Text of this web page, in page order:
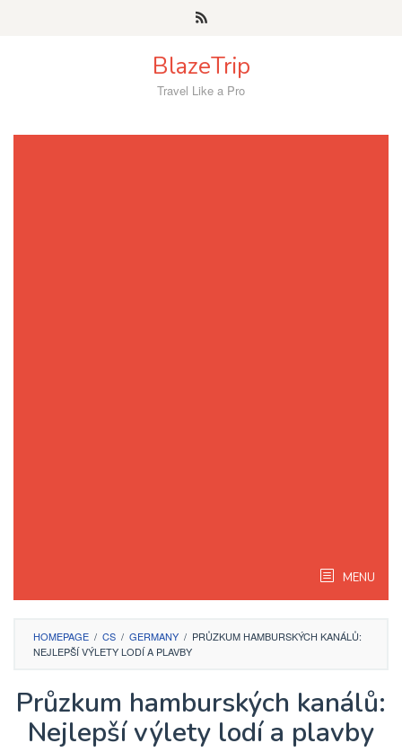
BlazeTrip
Travel Like a Pro
MENU
HOMEPAGE / CS / GERMANY / PRŮZKUM HAMBURSKÝCH KANÁLŮ:
NEJLEPŠÍ VÝLETY LODÍ A PLAVBY
Průzkum hamburských kanálů:
Nejlepší výlety lodí a plavby